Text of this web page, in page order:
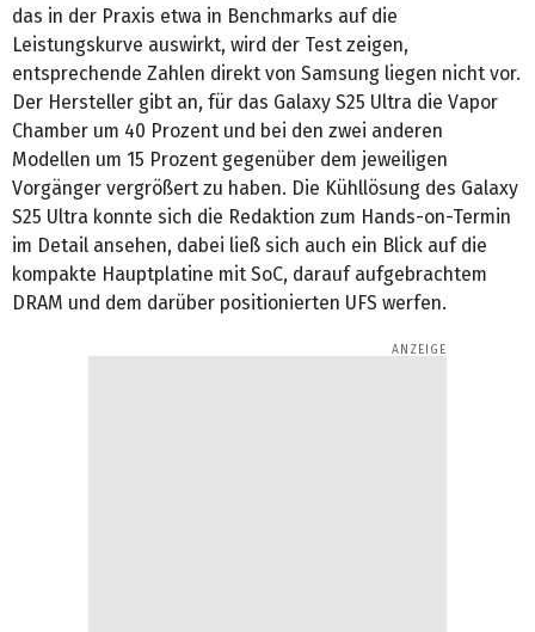
das in der Praxis etwa in Benchmarks auf die
Leistungskurve auswirkt, wird der Test zeigen,
entsprechende Zahlen direkt von Samsung liegen nicht vor.
Der Hersteller gibt an, für das Galaxy S25 Ultra die Vapor
Chamber um 40 Prozent und bei den zwei anderen
Modellen um 15 Prozent gegenüber dem jeweiligen
Vorgänger vergrößert zu haben. Die Kühllösung des Galaxy
S25 Ultra konnte sich die Redaktion zum Hands-on-Termin
im Detail ansehen, dabei ließ sich auch ein Blick auf die
kompakte Hauptplatine mit SoC, darauf aufgebrachtem
DRAM und dem darüber positionierten UFS werfen.